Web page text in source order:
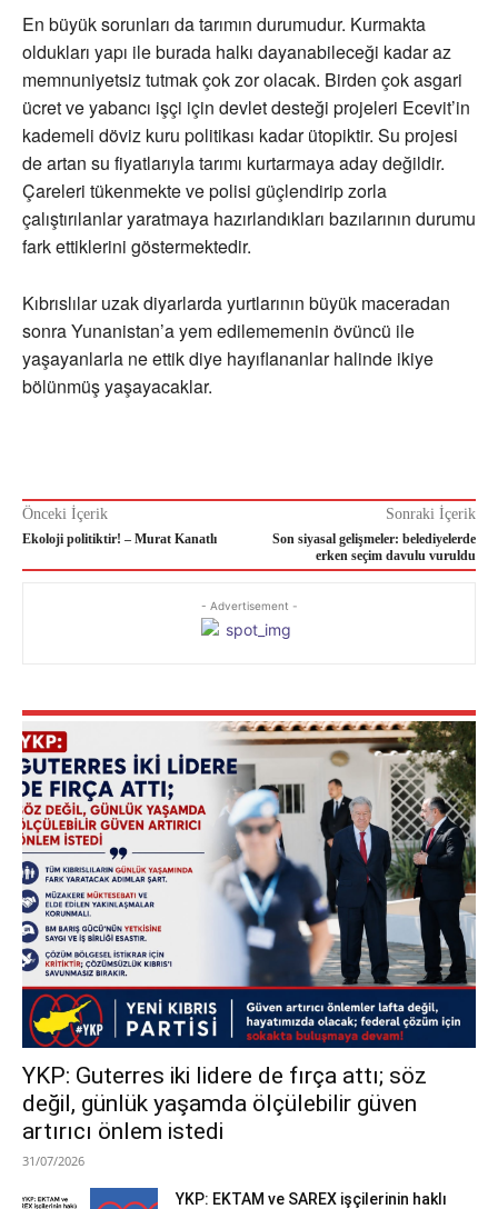
En büyük sorunları da tarımın durumudur. Kurmakta
oldukları yapı ile burada halkı dayanabileceği kadar az
memnuniyetsiz tutmak çok zor olacak. Birden çok asgari
ücret ve yabancı işçi için devlet desteği projeleri Ecevit’in
kademeli döviz kuru politikası kadar ütopiktir. Su projesi
de artan su fiyatlarıyla tarımı kurtarmaya aday değildir.
Çareleri tükenmekte ve polisi güçlendirip zorla
çalıştırılanlar yaratmaya hazırlandıkları bazılarının durumu
fark ettiklerini göstermektedir.
Kıbrıslılar uzak diyarlarda yurtlarının büyük maceradan
sonra Yunanistan’a yem edilememenin övüncü ile
yaşayanlarla ne ettik diye hayıflananlar halinde ikiye
bölünmüş yaşayacaklar.
Önceki İçerik
Ekoloji politiktir! – Murat Kanatlı
Sonraki İçerik
Son siyasal gelişmeler: belediyelerde
erken seçim davulu vuruldu
- Advertisement -
YKP: Guterres iki lidere de fırça attı; söz
değil, günlük yaşamda ölçülebilir güven
artırıcı önlem istedi
31/07/2026
YKP: EKTAM ve SAREX işçilerinin haklı